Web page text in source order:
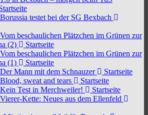
Borussia testet bei der SG Bexbach
Vom beschaulichen Plätzchen im Grünen zur
(2)
Startseite
Vom beschaulichen Plätzchen im Grünen zur
(1)
Startseite
Der Mann mit dem Schnauzer
Startseite
Blood, sweat and tears
Startseite
Kein Test in Merchweiler!
Startseite
Vierer-Kette: Neues aus dem Ellenfeld